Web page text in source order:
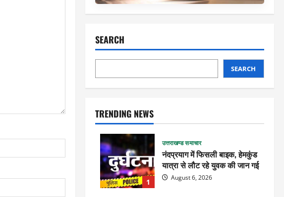
SEARCH
SEARCH
TRENDING NEWS
1
उत्तराखण्ड समाचार
नंदप्रयाग में फिसली बाइक, हेमकुंड
यात्रा से लौट रहे युवक की जान गई
August 6, 2026